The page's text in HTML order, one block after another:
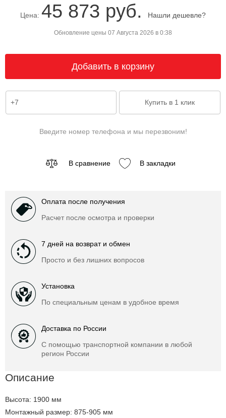
Цена: 45 873 руб. Нашли дешевле?
Обновление цены 07 Августа 2026 в 0:38
Введите номер телефона и мы перезвоним!
В сравнение В закладки
Оплата после получения
Расчет после осмотра и проверки
7 дней на возврат и обмен
Просто и без лишних вопросов
Установка
По специальным ценам в удобное время
Доставка по России
С помощью транспортной компании в любой
регион России
Описание
Высота: 1900 мм
Монтажный размер: 875-905 мм